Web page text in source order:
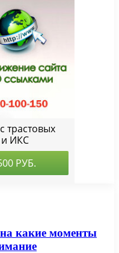
какие моменты